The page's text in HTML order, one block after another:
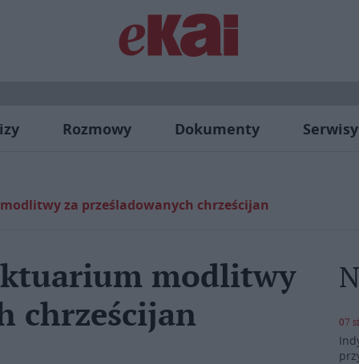
Rozmowy Dokumenty
za prześladowanych chrześcijan
modlitwy
chrześcijan
07